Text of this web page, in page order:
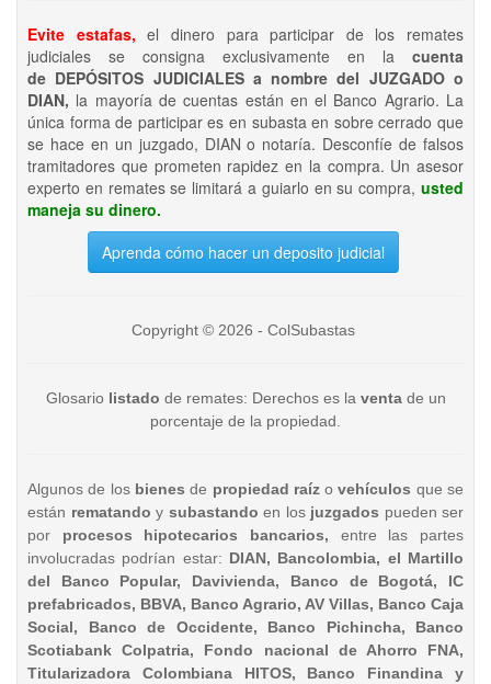
Evite estafas, el dinero para participar de los remates
judiciales se consigna exclusivamente en la cuenta
de DEPÓSITOS JUDICIALES a nombre del JUZGADO o
DIAN, la mayoría de cuentas están en el Banco Agrario. La
única forma de participar es en subasta en sobre cerrado que
se hace en un juzgado, DIAN o notaría. Desconfíe de falsos
tramitadores que prometen rapidez en la compra. Un asesor
experto en remates se limitará a guiarlo en su compra, usted
maneja su dinero.
Aprenda cómo hacer un deposito judicial
Copyright © 2026 - ColSubastas
Glosario listado de remates: Derechos es la ventade un
porcentaje de la propiedad.
Algunos de los bienesde propiedad raízo vehículos que se
están rematando y subastando en los juzgados pueden ser
por procesos hipotecarios bancarios, entre las partes
involucradas podrían estar: DIAN, Bancolombia, el Martillo
del Banco Popular, Davivienda, Banco de Bogotá, IC
prefabricados, BBVA, Banco Agrario, AV Villas, Banco Caja
Social, Banco de Occidente, Banco Pichincha, Banco
Scotiabank Colpatria, Fondo nacional de Ahorro FNA,
Titularizadora Colombiana HITOS, Banco Finandina y